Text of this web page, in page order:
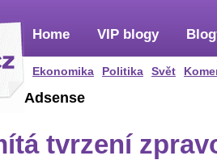
Home
Ekonomika Politika Svět
VIP blogy
Adsense
tvrzení